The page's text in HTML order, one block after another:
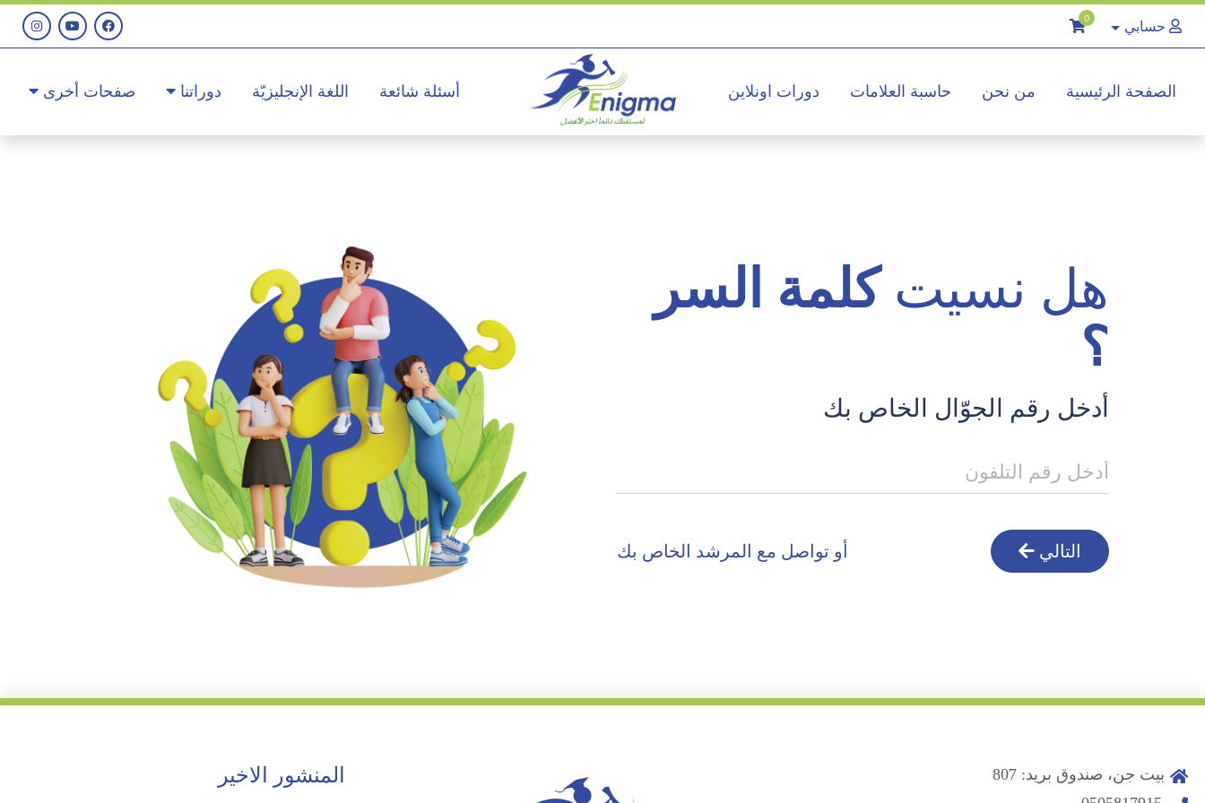
حسابي 0
أسئلة شائعة اللغة الإنجليزيّة دوراتنا صفحات أخرى الصفحة الرئيسية من نحن حاسبة العلامات دورات اونلاين
هل نسيتكلمة السر
؟
أدخل رقم الجوّال الخاص بك
التالي أو تواصل مع المرشد الخاص بك
بيت جن، صندوق بريد: 807
المنشور الاخير